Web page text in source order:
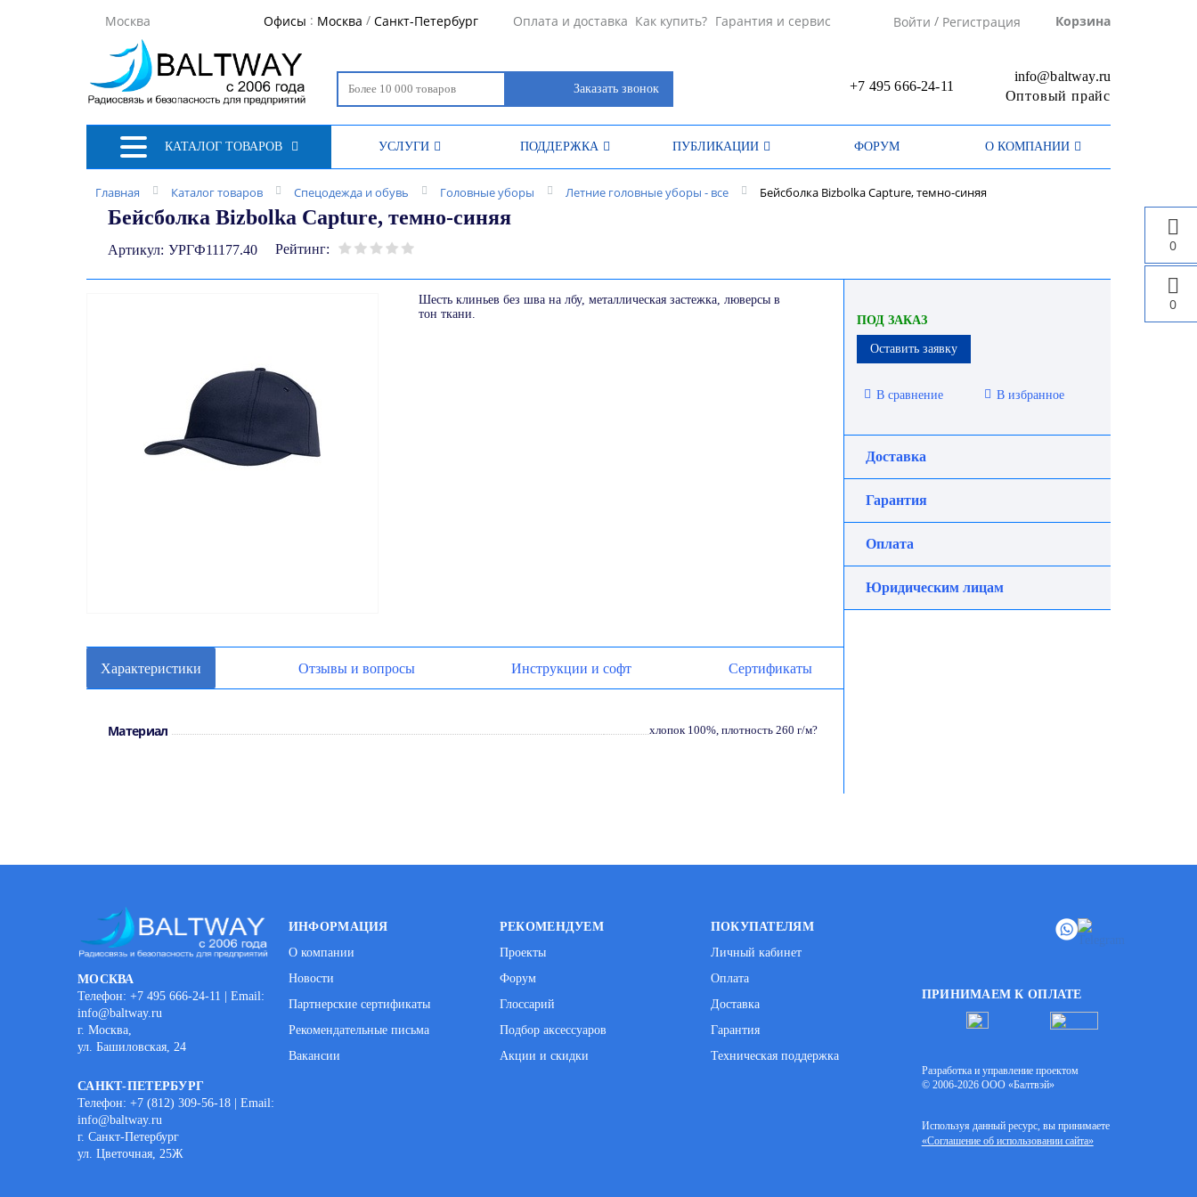
Москва Офисы : Москва / Санкт-Петербург Оплата и доставка Как купить? Гарантия и сервис Войти / Регистрация Корзина
0
0
Заказать звонок +7 495 666-24-11
info@baltway.ru
Оптовый прайс
КАТАЛОГ ТОВАРОВ УСЛУГИ ПОДДЕРЖКА ПУБЛИКАЦИИ ФОРУМ О КОМПАНИИ
Главная Каталог товаров Спецодежда и обувь Головные уборы Летние головные уборы - все Бейсболка Bizbolka Capture, темно-синяя
Бейсболка Bizbolka Capture, темно-синяя
Артикул: УРГФ11177.40 Рейтинг:
Шесть клиньев без шва на лбу, металлическая застежка, люверсы в
тон ткани.
Характеристики Отзывы и вопросы Инструкции и софт Сертификаты
Материал хлопок 100%, плотность 260 г/м?
ПОД ЗАКАЗ
Оставить заявку
В сравнение В избранное
Доставка
Гарантия
Оплата
Юридическим лицам
МОСКВА
Телефон: +7 495 666-24-11 | Email:
info@baltway.ru
г. Москва,
ул. Башиловская, 24
САНКТ-ПЕТЕРБУРГ
Телефон: +7 (812) 309-56-18 | Email:
info@baltway.ru
г. Санкт-Петербург
ул. Цветочная, 25Ж
ИНФОРМАЦИЯ
О компании
Новости
Партнерские сертификаты
Рекомендательные письма
Вакансии
РЕКОМЕНДУЕМ
Проекты
Форум
Глоссарий
Подбор аксессуаров
Акции и скидки
ПОКУПАТЕЛЯМ
Личный кабинет
Оплата
Доставка
Гарантия
Техническая поддержка
ПРИНИМАЕМ К ОПЛАТЕ
Разработка и управление проектом
© 2006-2026 ООО «Балтвэй»
Используя данный ресурс, вы принимаете
«Соглашение об использовании сайта»